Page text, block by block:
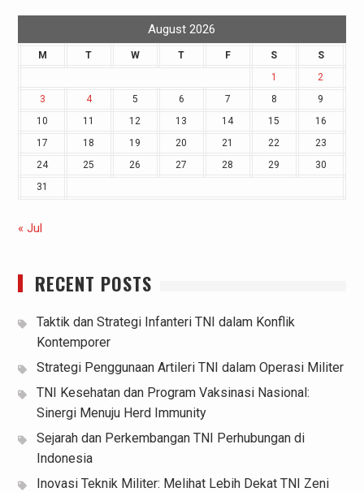
August 2026
M T W T F S
S
1
2
3
4 5 6 7 8
9
10
11 12 13 14 15
16
17
18 19 20 21 22
23
24
25 26 27 28 29
30
31
« Jul
RECENT POSTS
Taktik dan Strategi Infanteri TNI dalam Konflik
Kontemporer
Strategi Penggunaan Artileri TNI dalam Operasi Militer
TNI Kesehatan dan Program Vaksinasi Nasional:
Sinergi Menuju Herd Immunity
Sejarah dan Perkembangan TNI Perhubungan di
Indonesia
Inovasi Teknik Militer: Melihat Lebih Dekat TNI Zeni